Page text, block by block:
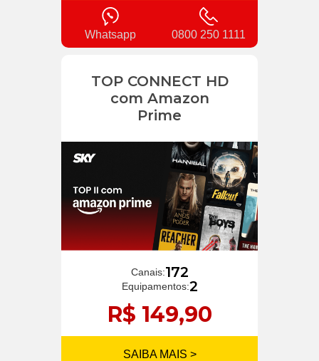
Whatsapp 0800 250 1111
TOP CONNECT HD
com Amazon
Prime
Canais:172
Equipamentos:2
R$ 149,90
SAIBA MAIS >